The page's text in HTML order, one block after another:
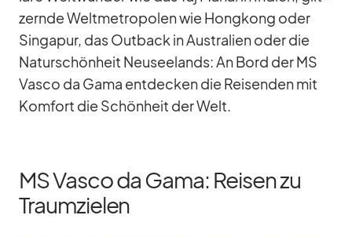
zernde Welt­me­tro­po­len wie Hong­kong oder
Sin­ga­pur, das Out­back in Aus­tra­lien oder die
Na­tur­schön­heit Neu­see­lands: An Bord der MS
Vasco da Gama ent­de­cken die Rei­sen­den mit
Kom­fort die Schön­heit der Welt.
MS Vasco da Gama: Reisen zu
Traumzielen